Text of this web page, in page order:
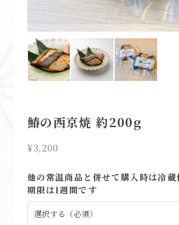
鰆の西京焼 約200g
他の常温商品と併せて購入時は冷蔵
期限は1週間です